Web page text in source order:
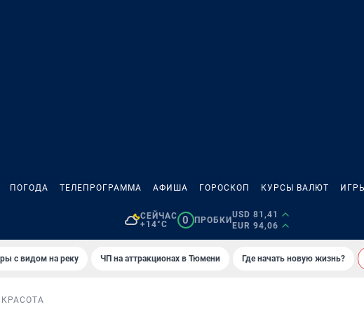
ПОГОДА ТЕЛЕПРОГРАММА АФИША ГОРОСКОП КУРСЫ ВАЛЮТ ИГРЫ
СЕЙЧАС
+14°C
0 ПРОБКИ
USD 81,41
EUR 94,06
с видом на реку ЧП на аттракционах в Тюмени Где начать новую жизнь?